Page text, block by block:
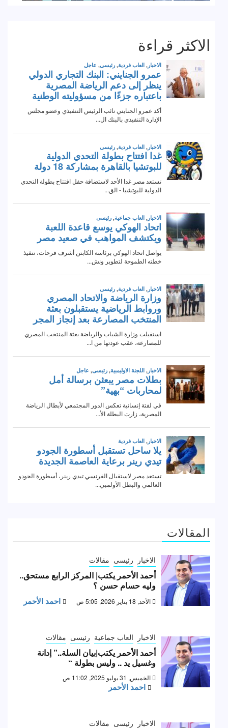
الاكثر قراءة
المقالات
الاخبار رئيسى مقالات
أحمد الأحمر يكتب| المركز الرابع مستحق..
وليه حسام حسن ؟
الأحد, 18 يناير 2026, 5:05 ص احمد الأحمر
الاخبار العاب جماعية رئيسى مقالات
أحمد الأحمر يكتب|بيان السلة..” إدانة
وغسيل يد .. وليس بطولة “
الخميس, 31 يوليو 2025, 11:02 ص
احمد الأحمر
الاخبار رئيسى مقالات